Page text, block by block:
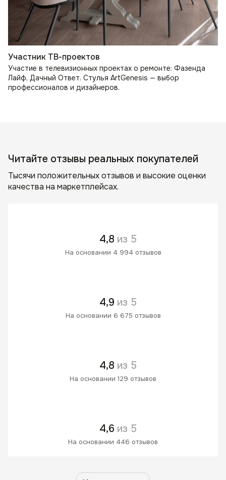
Участник ТВ-проектов
Участие в телевизионных проектах о ремонте: Фазенда
Лайф, Дачный Ответ. Стулья ArtGenesis — выбор
профессионалов и дизайнеров.
Читайте отзывы реальных покупателей
Тысячи положительных отзывов и высокие оценки
качества на маркетплейсах.
4,8 из 5
На основании 4 994 отзывов
4,9 из 5
На основании 6 675 отзывов
4,8 из 5
На основании 129 отзывов
4,6 из 5
На основании 446 отзывов